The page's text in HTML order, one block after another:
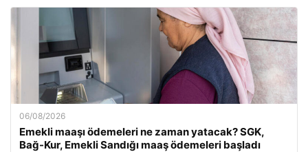
06/08/2026
Emekli maaşı ödemeleri ne zaman yatacak? SGK,
Bağ-Kur, Emekli Sandığı maaş ödemeleri başladı